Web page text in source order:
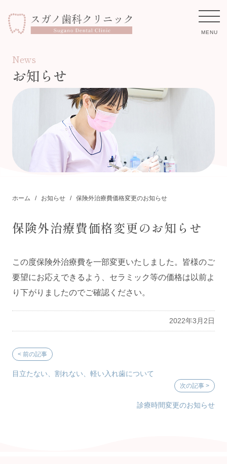
MENU
ホーム
診療案内
保険外治療費
スタッフ紹介
News
お知らせ
ホーム お知らせ 保険外治療費価格変更のお知らせ
保険外治療費価格変更のお知らせ
この度保険外治療費を一部変更いたしました。皆様のご
要望にお応えできるよう、セラミック等の価格は以前よ
り下がりましたのでご確認ください。
2022年3月2日
目立たない、割れない、軽い入れ歯について
診療時間変更のお知らせ